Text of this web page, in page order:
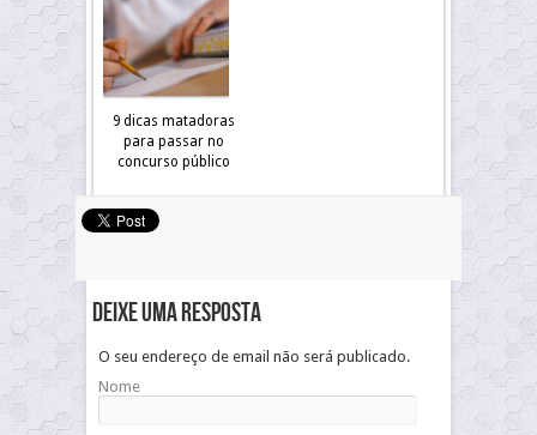
9 dicas matadoras
para passar no
concurso público
Deixe uma resposta
O seu endereço de email não será publicado.
Nome